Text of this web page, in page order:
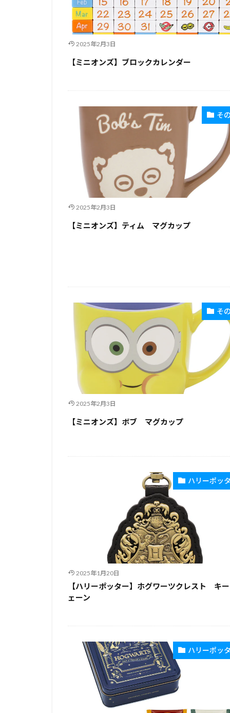
2025年2月3日
【ミニオンズ】ブロックカレンダー
そ
2025年2月3日
【ミニオンズ】ティム マグカップ
そ
2025年2月3日
【ミニオンズ】ボブ マグカップ
ハリーポッ
2025年1月20日
【ハリーポッター】ホグワーツクレスト キ
ェーン
ハリーポッ